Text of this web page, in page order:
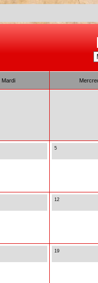
Mardi
5
12
19